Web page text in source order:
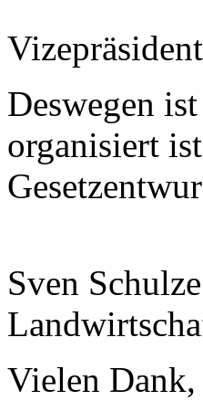
Deswegen
organisiert
Sven
Vielen Dank,